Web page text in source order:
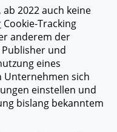
2022 auch keine
Cookie-Tracking
anderem der
und
eines
sich
einstellen und
bislang bekanntem